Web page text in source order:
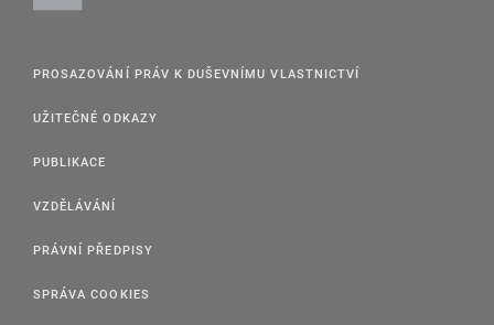
PROSAZOVÁNÍ PRÁV K DUŠEVNÍMU VLASTNICTVÍ
UŽITEČNÉ ODKAZY
PUBLIKACE
VZDĚLÁVÁNÍ
PRÁVNÍ PŘEDPISY
SPRÁVA COOKIES